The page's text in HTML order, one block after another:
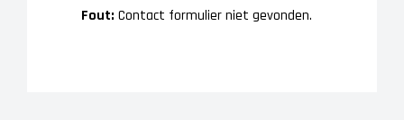
Fout: Contact formulier niet gevonden.